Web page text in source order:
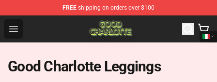
FREE shipping on orders over $100
Open menu
Good Charlotte Store - Official Good Charlotte
Good Charlotte Leggings